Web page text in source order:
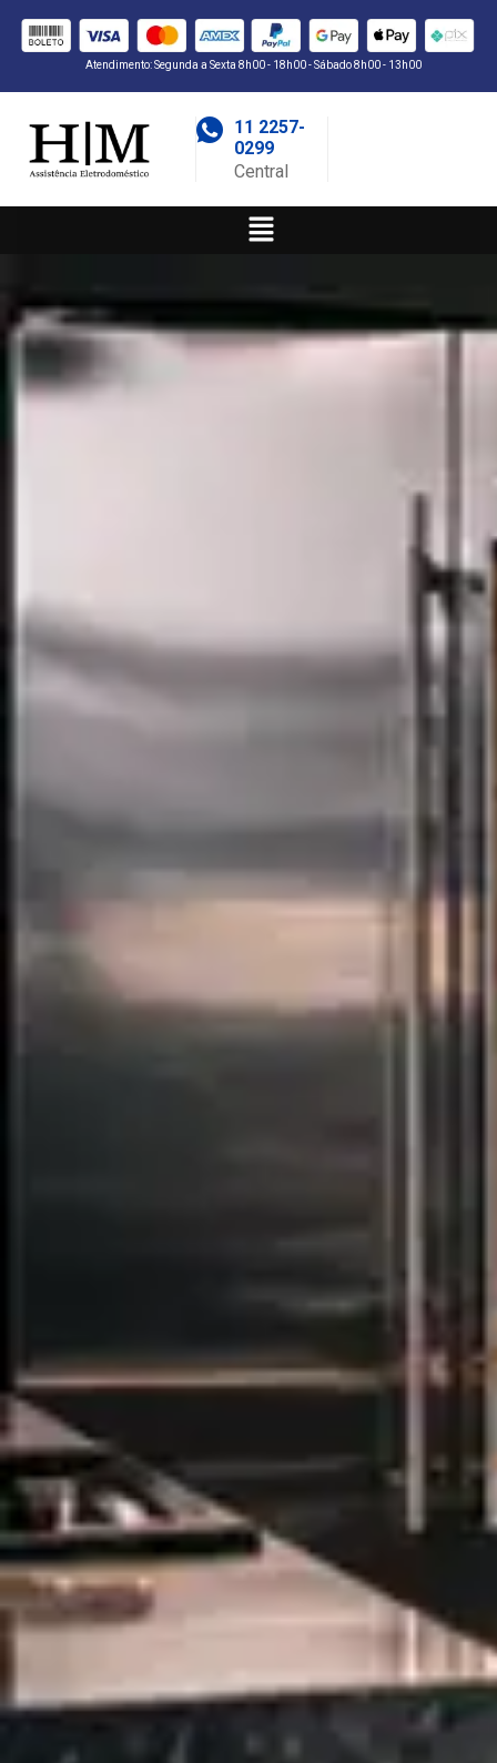
Atendimento: Segunda a Sexta 8h00 - 18h00 - Sábado 8h00 - 13h00
11 2257-
0299
Central